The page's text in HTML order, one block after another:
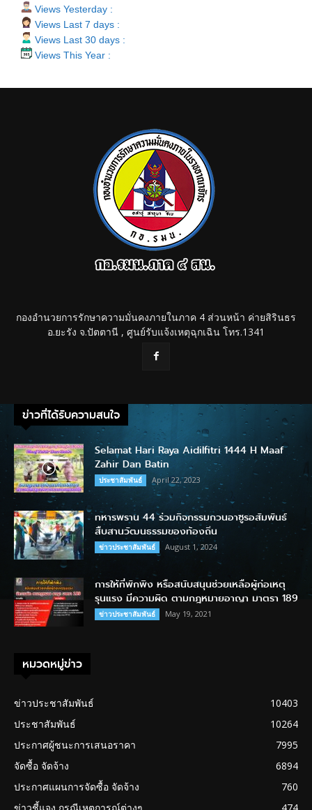
Views Yesterday :
Views Last 7 days :
Views Last 30 days :
Views This Year :
กองอำนวยการรักษาความมั่นคงภายในภาค 4 ส่วนหน้า ค่ายสิรินธร
อ.ยะรัง จ.ปัตตานี , ศูนย์รับแจ้งเหตุฉุกเฉิน โทร.1341
ข่าวที่ได้รับความสนใจ
Selamat Hari Raya Aidilfitri 1444 H Maaf
Zahir Dan Batin
ประชาสัมพันธ์ April 22, 2023
ทหารพราน 44 ร่วมกิจกรรมกวนอาซูรอสัมพันธ์
สืบสานวัฒนธรรมของท้องถิ่น
ข่าวประชาสัมพันธ์ August 1, 2024
การให้ที่พักพิง หรือสนับสนุนช่วยเหลือผู้ก่อเหตุ
รุนแรง มีความผิด ตามกฎหมายอาญา มาตรา 189
ข่าวประชาสัมพันธ์ May 19, 2021
หมวดหมู่ข่าว
ข่าวประชาสัมพันธ์
10403
ประชาสัมพันธ์
10264
ประกาศผู้ชนะการเสนอราคา
7995
จัดซื้อ จัดจ้าง
6894
ประกาศแผนการจัดซื้อ จัดจ้าง
760
ข่าวชี้แจง กรณีเหตุการณ์ต่างๆ
474